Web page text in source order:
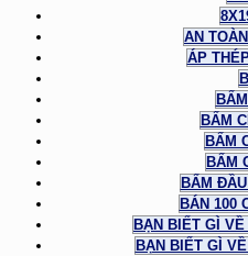
AN
ÁP
BẤM
BẤM
BẤM
BẤM
BÁN 100
BẠN BIẾT GÌ
BẠN BIẾT GÌ